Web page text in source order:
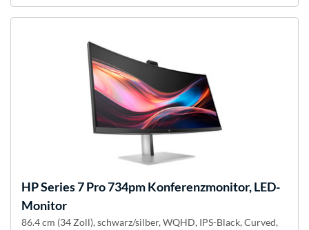
HPSeries 7 Pro 734pm Konferenzmonitor, LED-
Monitor
86.4 cm (34 Zoll), schwarz/silber, WQHD, IPS-Black, Curved,